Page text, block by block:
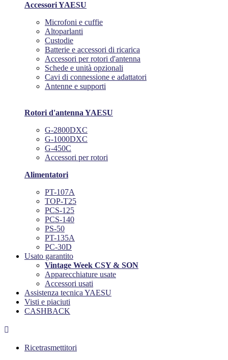
Accessori YAESU
Microfoni e cuffie
Altoparlanti
Custodie
Batterie e accessori di ricarica
Accessori per rotori d'antenna
Schede e unità opzionali
Cavi di connessione e adattatori
Antenne e supporti
Rotori d'antenna YAESU
G-2800DXC
G-1000DXC
G-450C
Accessori per rotori
Alimentatori
PT-107A
TOP-T25
PCS-125
PCS-140
PS-50
PT-135A
PC-30D
Usato garantito
Vintage Week CSY & SON
Apparecchiature usate
Accessori usati
Assistenza tecnica YAESU
Visti e piaciuti
CASHBACK

Ricetrasmettitori